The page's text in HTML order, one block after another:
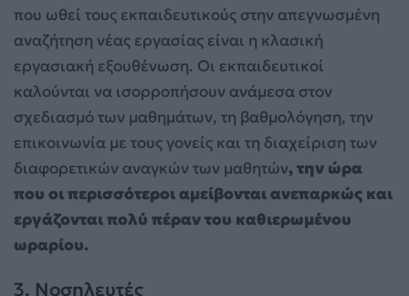
που ωθεί τους εκπαιδευτικούς στην απεγνωσμένη
αναζήτηση νέας εργασίας είναι η κλασική
εργασιακή εξουθένωση. Οι εκπαιδευτικοί
καλούνται να ισορροπήσουν ανάμεσα στον
σχεδιασμό των μαθημάτων, τη βαθμολόγηση, την
επικοινωνία με τους γονείς και τη διαχείριση των
διαφορετικών αναγκών των μαθητών, την ώρα
που οι περισσότεροι αμείβονται ανεπαρκώς και
εργάζονται πολύ πέραν του καθιερωμένου
ωραρίου.
3. Νοσηλευτές